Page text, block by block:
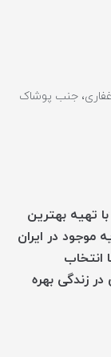
غفاری، جنب پوشاک
تهیه بهترین
موجود در ایران
انتخاب
زندگی بهره